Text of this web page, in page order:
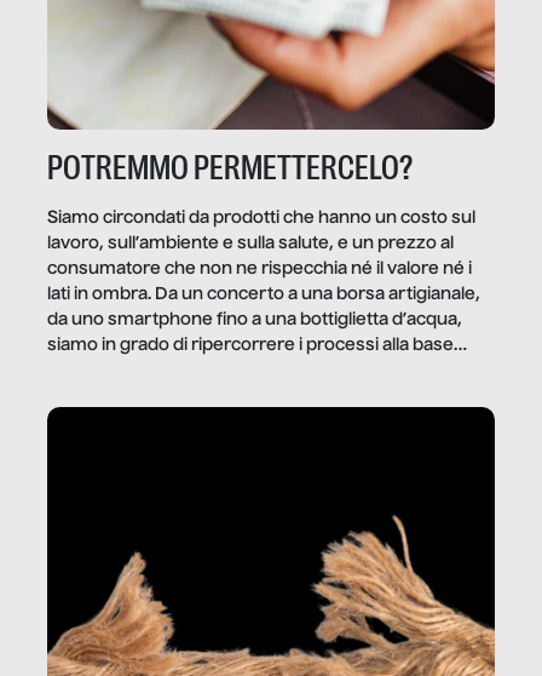
POTREMMO PERMETTERCELO?
Siamo circondati da prodotti che hanno un costo sul
lavoro, sull’ambiente e sulla salute, e un prezzo al
consumatore che non ne rispecchia né il valore né i
lati in ombra. Da un concerto a una borsa artigianale,
da uno smartphone fino a una bottiglietta d’acqua,
siamo in grado di ripercorrere i processi alla base
dietro gli oggetti e i servizi che fanno la nostra vita